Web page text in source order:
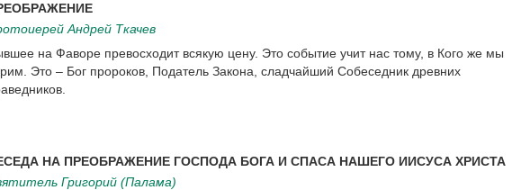
Андрей Ткачев
на Фаворе превосходит всякую цену. Это событие учит нас тому, в Кого же мы
Это – Бог пророков, Податель Закона, сладчайший Собеседник древних
НА ПРЕОБРАЖЕНИЕ ГОСПОДА БОГА И СПАСА НАШЕГО ИИСУСА ХРИСТА
Григорий (Палама)